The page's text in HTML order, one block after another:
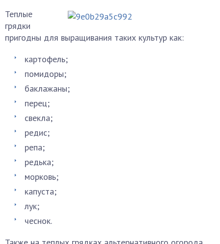
Теплые
грядки
пригодны для выращивания таких культур как:
картофель;
помидоры;
баклажаны;
перец;
свекла;
редис;
репа;
редька;
морковь;
капуста;
лук;
чеснок.